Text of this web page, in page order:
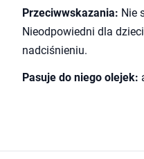
Przeciwwskazania: Nie
Nieodpowiedni dla
nadciśnieniu.
Pasuje do niego olejek: